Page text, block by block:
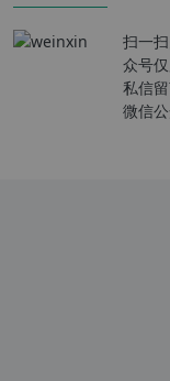
扫一
众号
私信
微信